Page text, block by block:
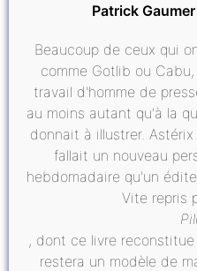
Patrick Gaumer
Beaucoup de ceux qui
comme Gotlib ou
travail d'homme de
au moins autant qu'à la
donnait à illustrer.
fallait un nouveau
hebdomadaire qu'un
Vite repris
, dont ce livre
restera un modèle de